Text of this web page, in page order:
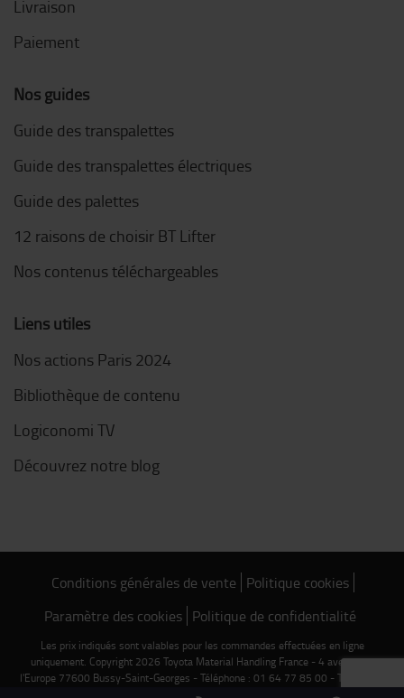
Livraison
Paiement
Nos guides
Guide des transpalettes
Guide des transpalettes électriques
Guide des palettes
12 raisons de choisir BT Lifter
Nos contenus téléchargeables
Liens utiles
Nos actions Paris 2024
Bibliothèque de contenu
Logiconomi TV
Découvrez notre blog
Conditions générales de vente Politique cookies
Paramètre des cookies Politique de confidentialité
Les prix indiqués sont valables pour les commandes effectuées en ligne
uniquement. Copyright 2026 Toyota Material Handling France - 4 avenue de
l'Europe 77600 Bussy-Saint-Georges - Téléphone : 01 64 77 85 00 - TVA FR 75
303 409 619